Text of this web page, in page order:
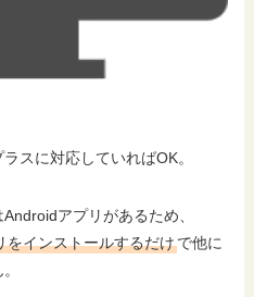
スに対応していればOK。
アプリがあるため、
をインストールするだけで他に